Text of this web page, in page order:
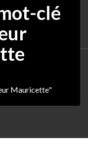
clé
Mauricette"